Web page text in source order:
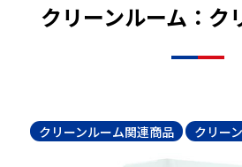
クリーンルーム：ク
クリーンルーム関連商品 クリー